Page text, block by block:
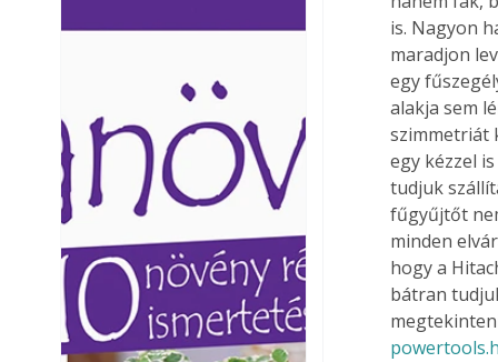
Ezermester
Laptapir kényelmes
is. Nagyon
maradjon
egy
alakja sem
szimmetriát
egy kézzel
tudjuk
fűgyűjtőt
minden
hogy a
bátran